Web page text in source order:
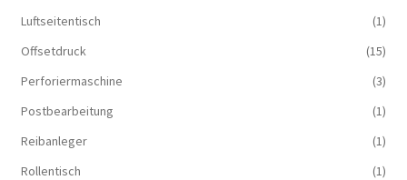
Luftseitentisch
(1)
Offsetdruck
(15)
Perforiermaschine
(3)
Postbearbeitung
(1)
Reibanleger
(1)
Rollentisch
(1)